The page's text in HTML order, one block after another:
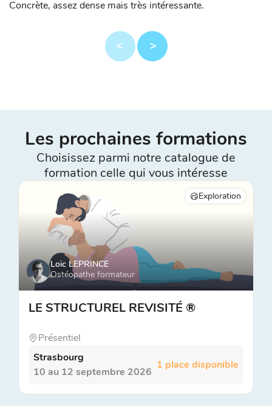
Concrète, assez dense mais très intéressante.
Les prochaines formations
Choisissez parmi notre catalogue de
formation celle qui vous intéresse
Exploration
Loïc LEPRINCE
Ostéopathe formateur
LE STRUCTUREL REVISITÉ ®
Présentiel
Strasbourg
10 au 12 septembre 2026
1 place disponible